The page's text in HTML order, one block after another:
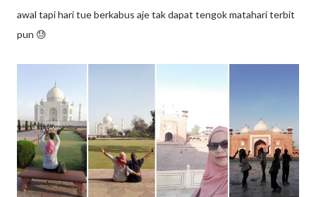
awal tapi hari tue berkabus aje tak dapat tengok matahari terbit
pun 😓